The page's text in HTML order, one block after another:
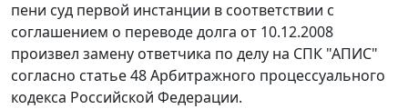
пени суд первой инстанции в соответствии с
соглашением о переводе долга от 10.12.2008
произвел замену ответчика по делу на СПК "АПИС"
согласно статье 48Арбитражного процессуального
кодекса Российской Федерации.